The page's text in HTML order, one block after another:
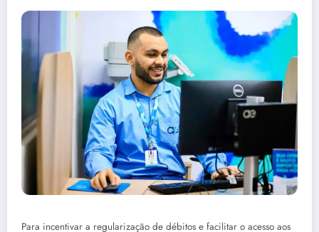
Para incentivar a regularização de débitos e facilitar o acesso aos